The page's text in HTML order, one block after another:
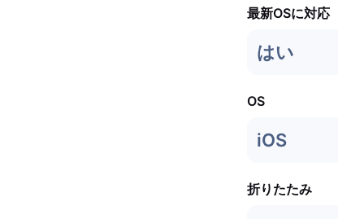
最新OSに対応
はい
OS
iOS
折りたたみ